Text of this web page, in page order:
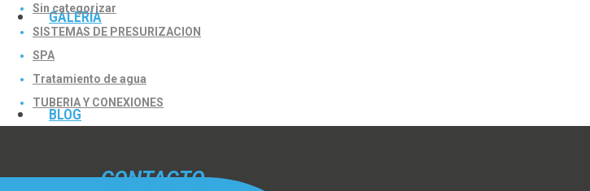
GALERÍA
BLOG
Sin categorizar
SISTEMAS DE PRESURIZACION
SPA
Tratamiento de agua
TUBERIA Y CONEXIONES
CONTACTO